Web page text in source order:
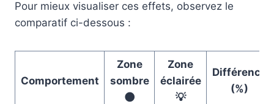
Pour mieux visualiser ces effets, observez le
comparatif ci-dessous :
Comportement
Zone
sombre
🌑
Zone
éclairée
💡
Différence
(%)